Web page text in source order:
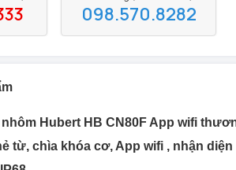
098.570.8282
Hubert HB CN80F App wifi
từ, chìa khóa cơ, App wifi , nhận